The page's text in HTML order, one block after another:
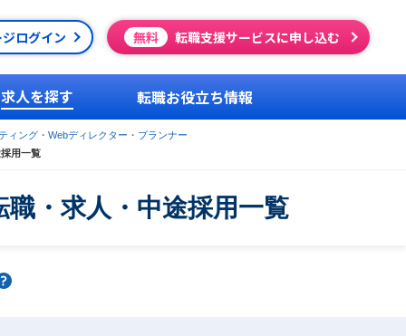
ログイン 無料 転職支援サービスに申し込む
求人を探す 転職お役立ち情報
ィング・Webディレクター・プランナー
用一覧
・求人・中途採用一覧